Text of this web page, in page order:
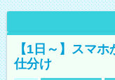
【1日～】スマ
仕分け